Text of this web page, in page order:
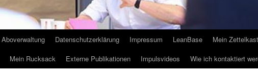
Aboverwaltung Datenschutzerklärung Impressum LeanBase Mein
Mein Rucksack Externe Publikationen Impulsvideos Wie ich kontaktiert